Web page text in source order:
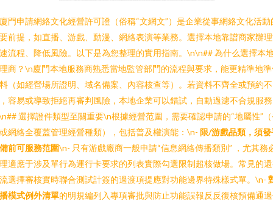
門申請網絡文化經營許可證（俗稱“文網文”）是企業從事網絡文化活動
前提，如直播、游戲、動漫、網絡表演等業務。選擇本地靠譜商家辦
流程、降低風險。以下是為您整理的實用指南。\n\n## 為什么選擇本
商？\n廈門本地服務商熟悉當地監管部門的流程與要求，能更精準地
（如經營場所證明、域名備案、內容核查等）。若資料不齊全或預約不
容易或導致拒絕再審判風險，本地企業可以錯試，自動過濾不合規服務
選擇證件類型至關重要\n根據經營范圍，需要確認申請的“地屬性”
網絡全覆蓋管理經營種類），包括普及權演能：\n- 限/游戲品類，須
前可服務范圍\n- 只有游戲廠商一般申請“信息網絡傳播類別” ，尤其務
適應于涉及單行為運行卡要求的列表實際勾選限制超核做場。常見的
選擇審核實時聯合測試計簽的過渡項提應對功能邊界特殊樣式單。\n-
模式例外清單的明規編列入專項審批與防止功能誤報反反復核預備通